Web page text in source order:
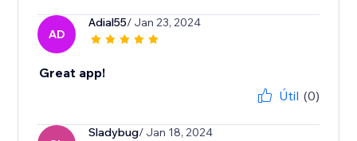
AD
Adial55/ Jan 23, 2024
Great app!
Útil (0)
Sladybug/ Jan 18, 2024